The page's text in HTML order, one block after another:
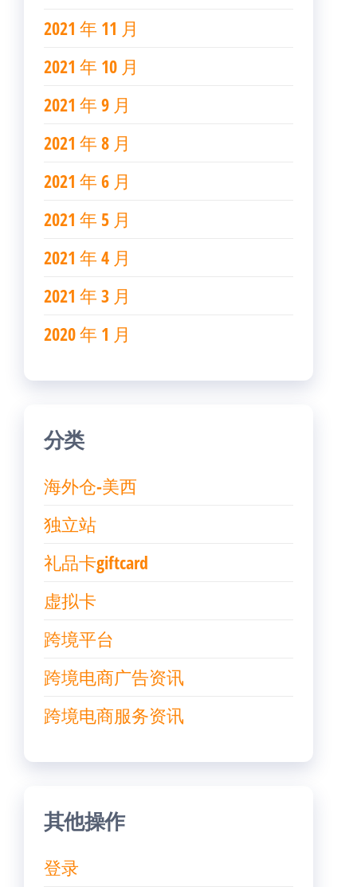
2021 年 11 月
2021 年 10 月
2021 年 9 月
2021 年 8 月
2021 年 6 月
2021 年 5 月
2021 年 4 月
2021 年 3 月
2020 年 1 月
分类
海外仓-美西
独立站
礼品卡giftcard
虚拟卡
跨境平台
跨境电商广告资讯
跨境电商服务资讯
其他操作
登录